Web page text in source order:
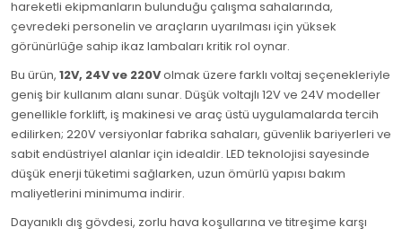
hareketli ekipmanların bulunduğu çalışma sahalarında,
çevredeki personelin ve araçların uyarılması için yüksek
görünürlüğe sahip ikaz lambaları kritik rol oynar.
Bu ürün, 12V, 24V ve 220Volmak üzere farklı voltaj seçenekleriyle
geniş bir kullanım alanı sunar. Düşük voltajlı 12V ve 24V modeller
genellikle forklift, iş makinesi ve araç üstü uygulamalarda tercih
edilirken; 220V versiyonlar fabrika sahaları, güvenlik bariyerleri ve
sabit endüstriyel alanlar için idealdir. LED teknolojisi sayesinde
düşük enerji tüketimi sağlarken, uzun ömürlü yapısı bakım
maliyetlerini minimuma indirir.
Dayanıklı dış gövdesi, zorlu hava koşullarına ve titreşime karşı